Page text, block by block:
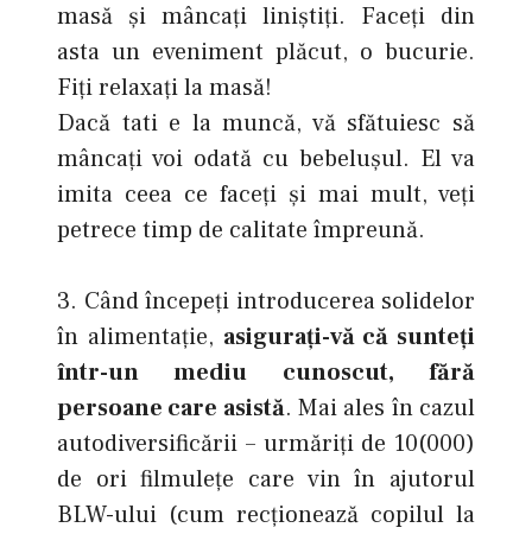
masă şi mâncaţi liniştiţi. Faceţi din
asta un eveniment plăcut, o bucurie.
Fiţi relaxaţi la masă!
Dacă tati e la muncă, vă sfătuiesc să
mâncaţi voi odată cu bebeluşul. El va
imita ceea ce faceţi şi mai mult, veţi
petrece timp de calitate împreună.
3. Când începeţi introducerea solidelor
în alimentaţie, asiguraţi-vă că sunteţi
într-un mediu cunoscut, fără
persoane care asistă. Mai ales în cazul
autodiversificării – urmăriţi de 10(000)
de ori filmuleţe care vin în ajutorul
BLW-ului (cum recţionează copilul la